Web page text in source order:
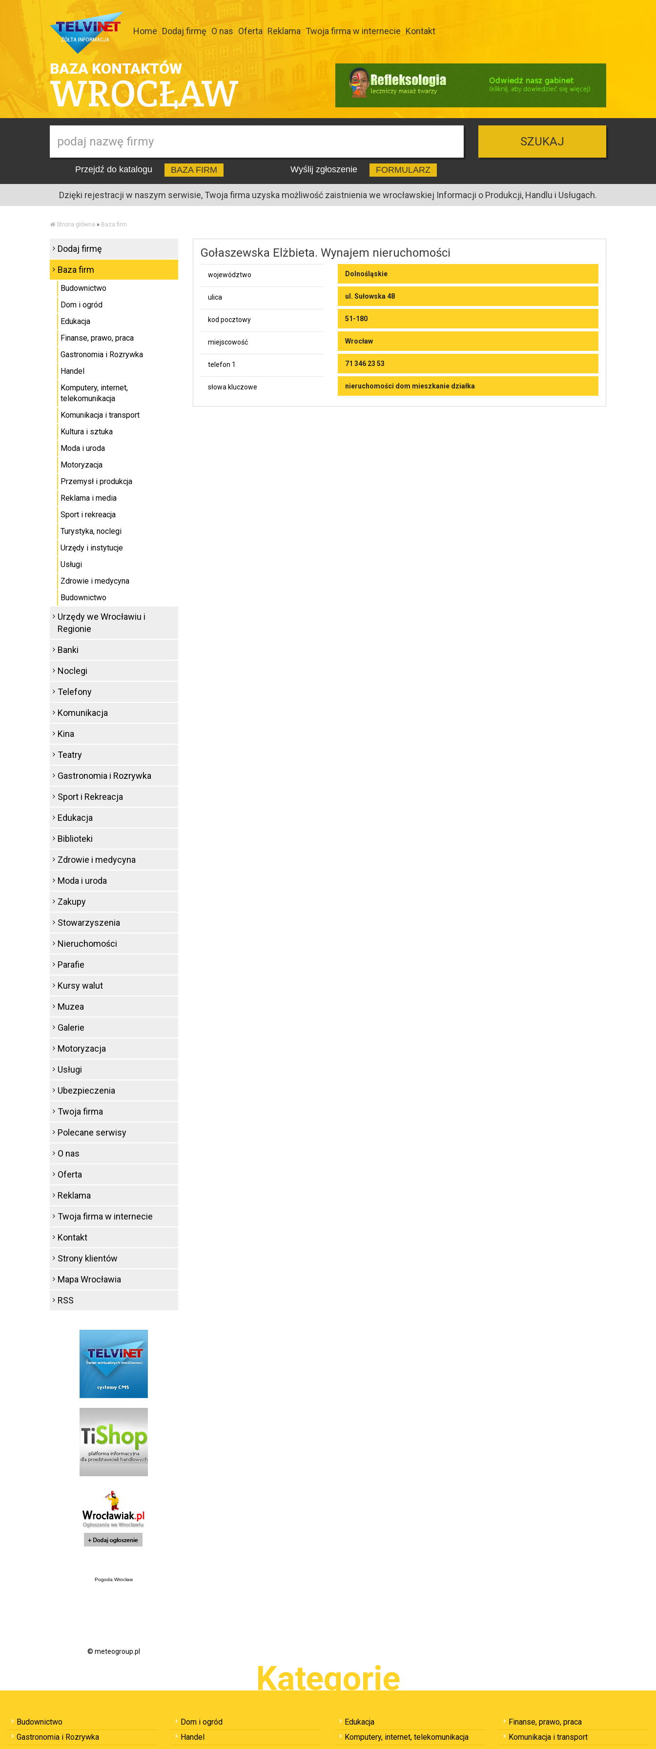
Home Dodaj firmę O nas Oferta Reklama Twoja firma w internecie Kontakt
BAZA KONTAKTÓW
WROCŁAW
SZUKAJ
Przejdź do katalogu BAZA FIRM Wyślij zgłoszenie FORMULARZ
Dzięki rejestracji w naszym serwisie, Twoja firma uzyska możliwość zaistnienia we wrocławskiej Informacji o Produkcji, Handlu i Usługach.
Strona główna » Baza firm
Gołaszewska Elżbieta. Wynajem nieruchomości
województwo Dolnośląskie
ulica ul. Sułowska 48
kod pocztowy 51-180
miejscowość Wrocław
telefon 1 71 346 23 53
słowa kluczowe nieruchomości dom mieszkanie działka
Dodaj firmę
Baza firm
Budownictwo
Dom i ogród
Edukacja
Finanse, prawo, praca
Gastronomia i Rozrywka
Handel
Komputery, internet,
telekomunikacja
Komunikacja i transport
Kultura i sztuka
Moda i uroda
Motoryzacja
Przemysł i produkcja
Reklama i media
Sport i rekreacja
Turystyka, noclegi
Urzędy i instytucje
Usługi
Zdrowie i medycyna
Budownictwo
Urzędy we Wrocławiu i
Regionie
Banki
Noclegi
Telefony
Komunikacja
Kina
Teatry
Gastronomia i Rozrywka
Sport i Rekreacja
Edukacja
Biblioteki
Zdrowie i medycyna
Moda i uroda
Zakupy
Stowarzyszenia
Nieruchomości
Parafie
Kursy walut
Muzea
Galerie
Motoryzacja
Usługi
Ubezpieczenia
Twoja firma
Polecane serwisy
O nas
Oferta
Reklama
Twoja firma w internecie
Kontakt
Strony klientów
Mapa Wrocławia
RSS
Pogoda Wrocław
© meteogroup.pl
Kategorie
Budownictwo Dom i ogród Edukacja
Finanse, prawo, praca
Gastronomia i Rozrywka
Handel Komputery, internet, telekomunikacja
Komunikacja i transport